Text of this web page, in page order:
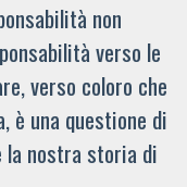
non
verso le
verso coloro che
è una questione di
la nostra storia di